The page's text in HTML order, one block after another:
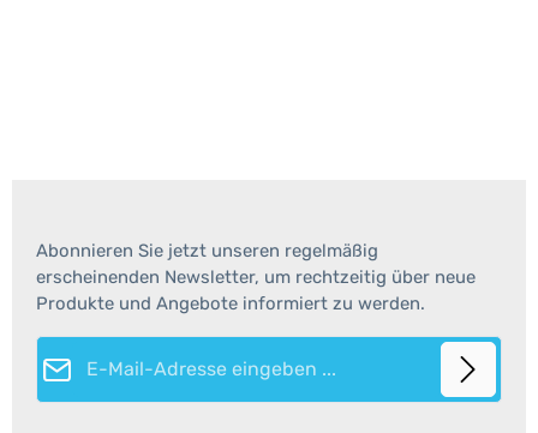
Abonnieren Sie jetzt unseren regelmäßig
erscheinenden Newsletter, um rechtzeitig über neue
Produkte und Angebote informiert zu werden.
E-Mail-Adresse*